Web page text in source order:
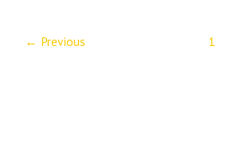
← Previous 1